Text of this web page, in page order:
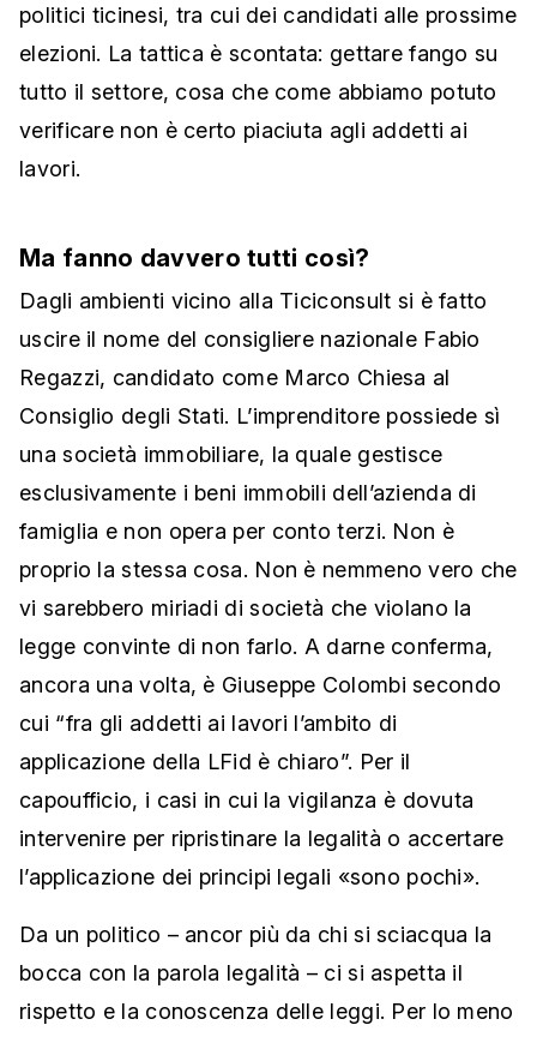
politici ticinesi, tra cui dei candidati alle prossime
elezioni. La tattica è scontata: gettare fango su
tutto il settore, cosa che come abbiamo potuto
verificare non è certo piaciuta agli addetti ai
lavori.
Ma fanno davvero tutti così?
Dagli ambienti vicino alla Ticiconsult si è fatto
uscire il nome del consigliere nazionale Fabio
Regazzi, candidato come Marco Chiesa al
Consiglio degli Stati. L’imprenditore possiede sì
una società immobiliare, la quale gestisce
esclusivamente i beni immobili dell’azienda di
famiglia e non opera per conto terzi. Non è
proprio la stessa cosa. Non è nemmeno vero che
vi sarebbero miriadi di società che violano la
legge convinte di non farlo. A darne conferma,
ancora una volta, è Giuseppe Colombi secondo
cui “fra gli addetti ai lavori l’ambito di
applicazione della LFid è chiaro”. Per il
capoufficio, i casi in cui la vigilanza è dovuta
intervenire per ripristinare la legalità o accertare
l’applicazione dei principi legali «sono pochi».
Da un politico – ancor più da chi si sciacqua la
bocca con la parola legalità – ci si aspetta il
rispetto e la conoscenza delle leggi. Per lo meno